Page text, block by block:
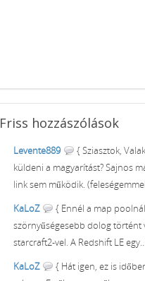
Friss hozzászólások
Levente889
{ Sziasztok,
küldeni a magyarítást? Sajnos
link sem működik.
KaLoZ
{ Ennél a map
szörnyűségesebb dolog történt
starcraft2-vel. A Redshift LE
KaLoZ
{ Hát igen, ez is